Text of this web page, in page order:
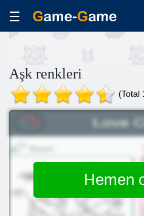
Aşk renkleri
(Total
Hemen